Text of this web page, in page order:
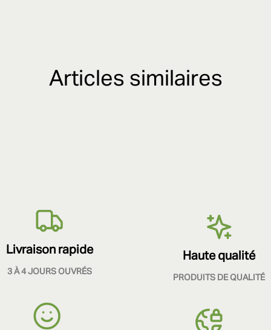
Articles similaires
Livraison rapide
3 À 4 JOURS OUVRÉS
Haute qualité
PRODUITS DE QUALITÉ